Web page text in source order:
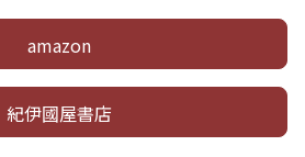
amazon
紀伊國屋書店